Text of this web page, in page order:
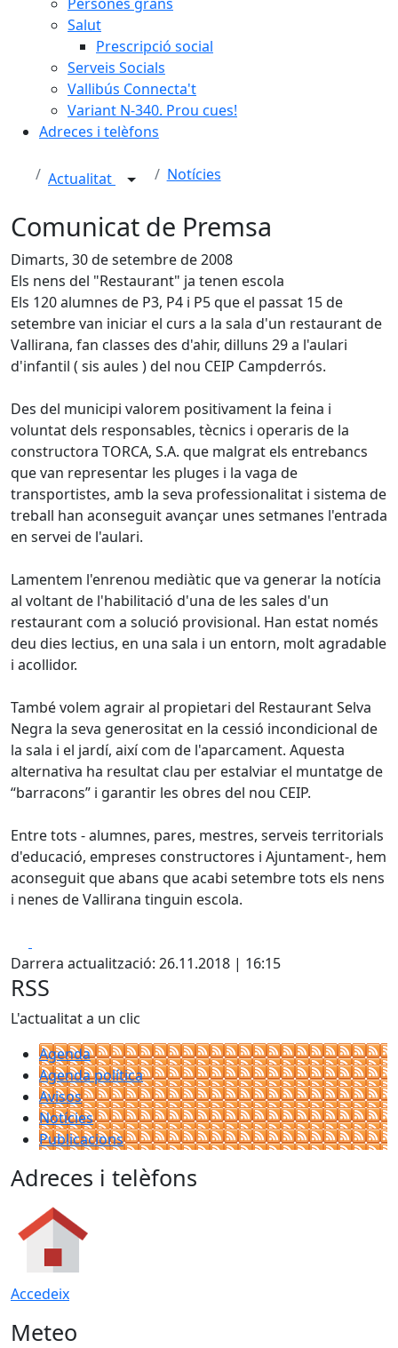
Salut
Prescripció social
Serveis Socials
Vallibús Connecta't
Variant N-340. Prou cues!
Adreces i telèfons
Actualitat Notícies
Comunicat de Premsa
Dimarts, 30 de setembre de 2008
Els nens del "Restaurant" ja tenen escola
Els 120 alumnes de P3, P4 i P5 que el passat 15 de
setembre van iniciar el curs a la sala d'un restaurant de
Vallirana, fan classes des d'ahir, dilluns 29 a l'aulari
d'infantil ( sis aules ) del nou CEIP Campderrós.
Des del municipi valorem positivament la feina i
voluntat dels responsables, tècnics i operaris de la
constructora TORCA, S.A. que malgrat els entrebancs
que van representar les pluges i la vaga de
transportistes, amb la seva professionalitat i sistema de
treball han aconseguit avançar unes setmanes l'entrada
en servei de l'aulari.
Lamentem l'enrenou mediàtic que va generar la notícia
al voltant de l'habilitació d'una de les sales d'un
restaurant com a solució provisional. Han estat només
deu dies lectius, en una sala i un entorn, molt agradable
i acollidor.
També volem agrair al propietari del Restaurant Selva
Negra la seva generositat en la cessió incondicional de
la sala i el jardí, així com de l'aparcament. Aquesta
alternativa ha resultat clau per estalviar el muntatge de
“barracons” i garantir les obres del nou CEIP.
Entre tots - alumnes, pares, mestres, serveis territorials
d'educació, empreses constructores i Ajuntament-, hem
aconseguit que abans que acabi setembre tots els nens
i nenes de Vallirana tinguin escola.
Darrera actualització: 26.11.2018 | 16:15
RSS
L'actualitat a un clic
Agenda
Agenda política
Avisos
Notícies
Publicacions
Adreces i telèfons
Accedeix
Meteo